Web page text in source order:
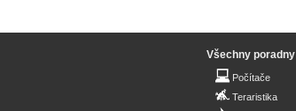
Všechny poradny
Počítače
Teraristika